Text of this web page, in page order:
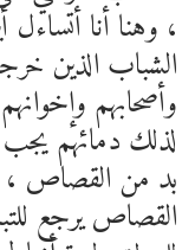
، وهنا أنا
الشباب الذين
وأصحابهم
لذلك دمائهم
بد من القصاص ،
القصاص يرجع